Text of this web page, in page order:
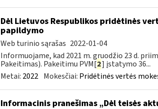
Dėl Lietuvos Respublikos pridėtinės
papildymo
Web turinio sąrašas 2022-01-04
Informuojame, kad 2021 m. gruodžio 23 d.
Pakeitimas). Pakeitimu PVM[2] įstatymo 36...
Metai: 2022 Mokesčiai: Pridėtinės vertės
Informacinis pranešimas „Dėl teisės